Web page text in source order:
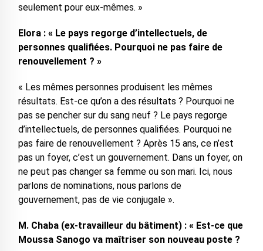
seulement pour eux-mêmes. »
Elora : « Le pays regorge d’intellectuels, de
personnes qualifiées. Pourquoi ne pas faire de
renouvellement ? »
« Les mêmes personnes produisent les mêmes
résultats. Est-ce qu’on a des résultats ? Pourquoi ne
pas se pencher sur du sang neuf ? Le pays regorge
d’intellectuels, de personnes qualifiées. Pourquoi ne
pas faire de renouvellement ? Après 15 ans, ce n’est
pas un foyer, c’est un gouvernement. Dans un foyer, on
ne peut pas changer sa femme ou son mari. Ici, nous
parlons de nominations, nous parlons de
gouvernement, pas de vie conjugale ».
M. Chaba (ex-travailleur du bâtiment) : « Est-ce que
Moussa Sanogo va maîtriser son nouveau poste ?